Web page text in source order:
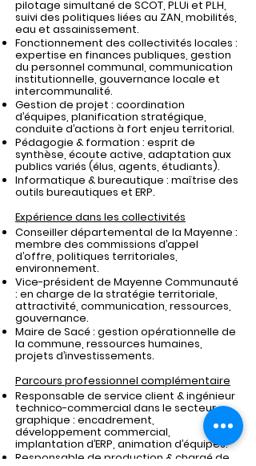
pilotage simultané de SCOT, PLUi et PLH,
suivi des politiques liées au ZAN, mobilités,
eau et assainissement.
Fonctionnement des collectivités locales :
expertise en finances publiques, gestion
du personnel communal, communication
institutionnelle, gouvernance locale et
intercommunalité.
Gestion de projet : coordination
d’équipes, planification stratégique,
conduite d’actions à fort enjeu territorial.
Pédagogie & formation : esprit de
synthèse, écoute active, adaptation aux
publics variés (élus, agents, étudiants).
Informatique & bureautique : maîtrise des
outils bureautiques et ERP.
Expérience dans les collectivités
Conseiller départemental de la Mayenne :
membre des commissions d’appel
d’offre, politiques territoriales,
environnement.
Vice-président de Mayenne Communauté
: en charge de la stratégie territoriale,
attractivité, communication, ressources,
gouvernance.
Maire de Sacé: gestion opérationnelle de
la commune, ressources humaines,
projets d’investissements.
Parcours professionnel complémentaire
Responsable de service client & ingénieur
technico-commercial dans le secteur
graphique : encadrement,
développement commercial,
implantation d’ERP, animation d’équipes.
Responsable de production & chargé de